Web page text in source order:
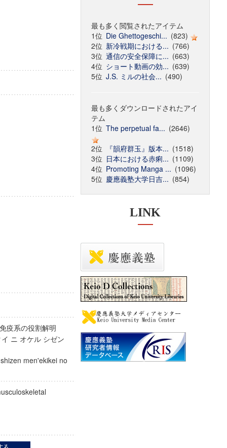
疫系の役割解明
ニ オケル シゼン
men'ekikei no
最も多く閲覧されたアイテム
1位 Die Ghettogeschi... (823)
2位 新冷戦期における... (766)
3位 通信の安全保障に... (663)
4位 ショート動画の効... (639)
5位 J.S. ミルの社会... (490)
最も多くダウンロードされたアイ
テム
1位 The perpetual fa... (2646)
2位
『韻府群玉』版本... (1518)
3位 日本における赤痢... (1109)
4位 Promoting Manga ... (1096)
5位 慶應義塾大学日吉... (854)
LINK